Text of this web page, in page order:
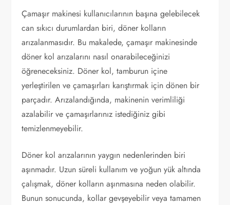
Çamaşır makinesi kullanıcılarının başına gelebilecek
can sıkıcı durumlardan biri, döner kolların
arızalanmasıdır. Bu makalede, çamaşır makinesinde
döner kol arızalarını nasıl onarabileceğinizi
öğreneceksiniz. Döner kol, tamburun içine
yerleştirilen ve çamaşırları karıştırmak için dönen bir
parçadır. Arızalandığında, makinenin verimliliği
azalabilir ve çamaşırlarınız istediğiniz gibi
temizlenmeyebilir.
Döner kol arızalarının yaygın nedenlerinden biri
aşınmadır. Uzun süreli kullanım ve yoğun yük altında
çalışmak, döner kolların aşınmasına neden olabilir.
Bunun sonucunda, kollar gevşeyebilir veya tamamen